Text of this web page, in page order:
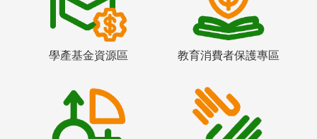
學產基金資源區 教育消費者保護專區